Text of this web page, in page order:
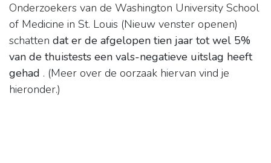
Onderzoekers van de Washington University School
of Medicine in St. Louis (Nieuw venster openen)
schatten dat er de afgelopen tien jaar tot wel 5%
van de thuistests een vals-negatieve uitslag heeft
gehad . (Meer over de oorzaak hiervan vind je
hieronder.)